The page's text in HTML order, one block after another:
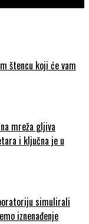
štencu koji će vam
mreža gljiva
i ključna je u
simulirali
iznenađenje